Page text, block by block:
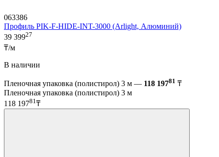
063386
Профиль PIK-F-HIDE-INT-3000 (Arlight, Алюминий)
39 39927
₸/м
В наличии
Пленочная упаковка (полистирол) 3 м — 118 19781 ₸
Пленочная упаковка (полистирол) 3 м
118 19781₸